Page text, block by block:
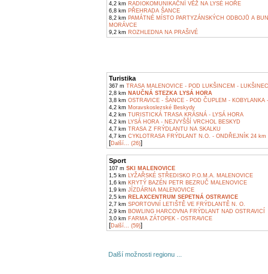
4,2 km RADIOKOMUNIKAČNÍ VĚŽ NA LYSÉ HOŘE
6,8 km PŘEHRADA ŠANCE
8,2 km PAMÁTNÉ MÍSTO PARTYZÁNSKÝCH ODBOJŮ A
MORÁVCE
9,2 km ROZHLEDNA NA PRAŠIVÉ
Turistika
367 m TRASA MALENOVICE - POD LUKŠINCEM -
2,8 km NAUČNÁ STEZKA LYSÁ HORA
3,8 km OSTRAVICE - ŠANCE - POD ČUPLEM - KOBYLANKA
4,2 km Moravskoslezské Beskydy
4,2 km TURISTICKÁ TRASA KRÁSNÁ - LYSÁ HORA
4,2 km LYSÁ HORA - NEJVYŠŠÍ VRCHOL BESKYD
4,7 km TRASA Z FRÝDLANTU NA SKALKU
4,7 km CYKLOTRASA FRÝDLANT N.O. - ONDŘEJNÍK 24 km
[Další... (26)]
Sport
107 m SKI MALENOVICE
1,5 km LYŽAŘSKÉ STŘEDISKO P.O.M.A. MALENOVICE
1,6 km KRYTÝ BAZÉN PETR BEZRUČ MALENOVICE
1,9 km JÍZDÁRNA MALENOVICE
2,5 km RELAXCENTRUM SEPETNÁ OSTRAVICE
2,7 km SPORTOVNÍ LETIŠTĚ VE FRÝDLANTĚ N. O.
2,9 km BOWLING HARCOVNA FRÝDLANT NAD OSTRAVICÍ
3,0 km FARMA ZÁTOPEK - OSTRAVICE
[Další... (59)]
Další možnosti regionu ...